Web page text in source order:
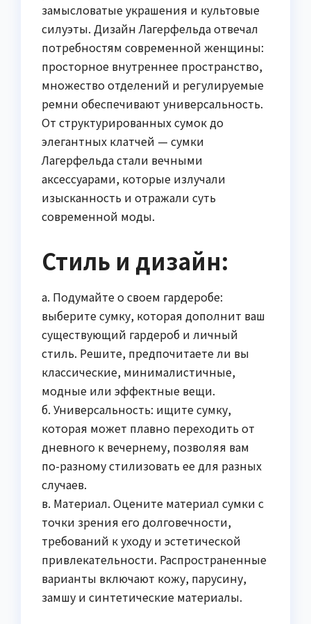
замысловатые украшения и культовые
силуэты. Дизайн Лагерфельда отвечал
потребностям современной женщины:
просторное внутреннее пространство,
множество отделений и регулируемые
ремни обеспечивают универсальность.
От структурированных сумок до
элегантных клатчей — сумки
Лагерфельда стали вечными
аксессуарами, которые излучали
изысканность и отражали суть
современной моды.
Стиль и дизайн:
а. Подумайте о своем гардеробе:
выберите сумку, которая дополнит ваш
существующий гардероб и личный
стиль. Решите, предпочитаете ли вы
классические, минималистичные,
модные или эффектные вещи.
б. Универсальность: ищите сумку,
которая может плавно переходить от
дневного к вечернему, позволяя вам
по-разному стилизовать ее для разных
случаев.
в. Материал. Оцените материал сумки с
точки зрения его долговечности,
требований к уходу и эстетической
привлекательности. Распространенные
варианты включают кожу, парусину,
замшу и синтетические материалы.